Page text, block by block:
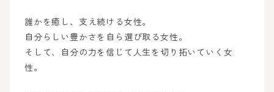
誰かを癒し、支え続ける女性。
自分らしい豊かさを自ら選び取る女性。
そして、自分の力を信じて人生を切り拓いていく女
性。